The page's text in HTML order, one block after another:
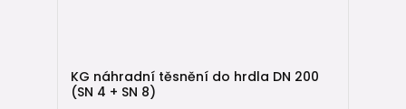
KG náhradní těsnění do hrdla DN 200
(SN 4 + SN 8)